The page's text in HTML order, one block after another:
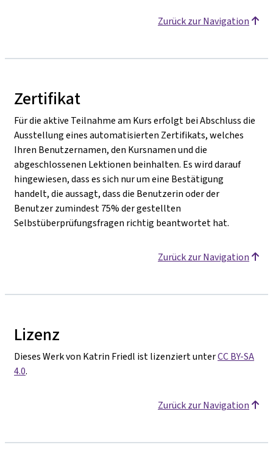
Zurück zur Navigation
Zertifikat
Für die aktive Teilnahme am Kurs erfolgt bei Abschluss die
Ausstellung eines automatisierten Zertifikats, welches
Ihren Benutzernamen, den Kursnamen und die
abgeschlossenen Lektionen beinhalten. Es wird darauf
hingewiesen, dass es sich nur um eine Bestätigung
handelt, die aussagt, dass die Benutzerin oder der
Benutzer zumindest 75% der gestellten
Selbstüberprüfungsfragen richtig beantwortet hat.
Zurück zur Navigation
Lizenz
Dieses Werk von Katrin Friedl ist lizenziert unterCC BY-SA
4.0.
Zurück zur Navigation